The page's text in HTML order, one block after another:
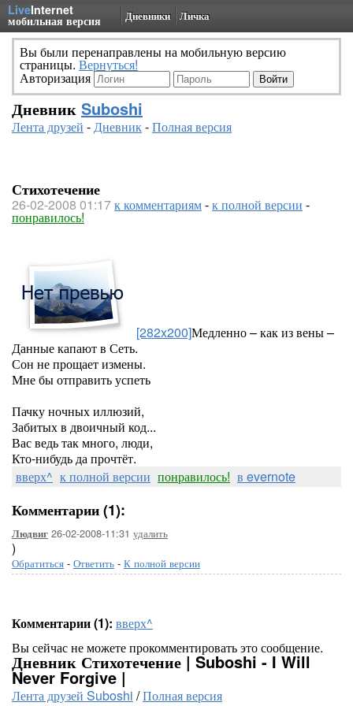
LiveInternet
мобильная версия Дневники Личка
Вы были перенаправлены на мобильную версию
страницы. Вернуться!
Авторизация
Дневник Suboshi
Лента друзей -Дневник-Полная версия
Стихотечение
26-02-2008 01:17к комментариям-к полной версии -
понравилось!
[282x200]Медленно – как из вены –
Данные капают в Сеть.
Сон не прощает измены.
Мне бы отправить успеть
Пачку ночных иллюзий,
Забитых в двоичный код...
Вас ведь так много, люди,
Кто-нибудь да прочтёт.
вверх^ к полной версии понравилось! в evernote
Комментарии (1):
Людвиг 26-02-2008-11:31 удалить
)
Обратиться - Ответить - К полной версии
Комментарии (1): вверх^
Вы сейчас не можете прокомментировать это сообщение.
Дневник Стихотечение | Suboshi - I Will
Never Forgive |
Лента друзей Suboshi /Полная версия